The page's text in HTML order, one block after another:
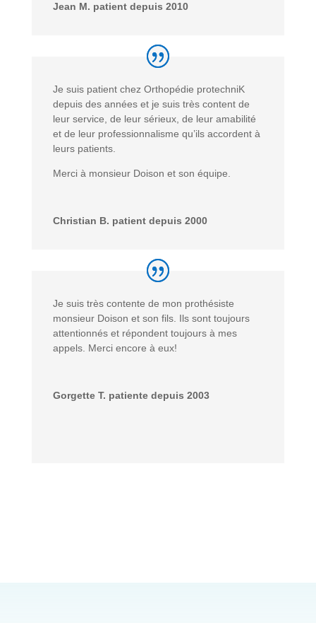
Jean M. patient depuis 2010
Je suis patient chez Orthopédie protechniK
depuis des années et je suis très content de
leur service, de leur sérieux, de leur amabilité
et de leur professionnalisme qu’ils accordent à
leurs patients.
Merci à monsieur Doison et son équipe.
Christian B. patient depuis 2000
Je suis très contente de mon prothésiste
monsieur Doison et son fils. Ils sont toujours
attentionnés et répondent toujours à mes
appels. Merci encore à eux!
Gorgette T. patiente depuis 2003